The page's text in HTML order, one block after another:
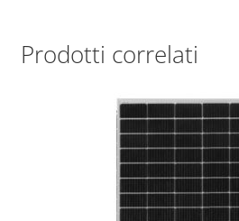
Prodotti correlati